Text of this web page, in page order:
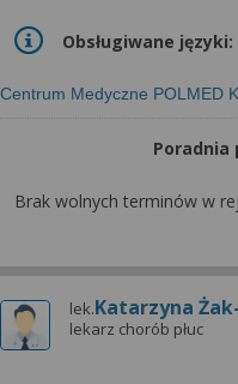
Centrum Medyczne POLMED
Obsługiwane języki:
Poradnia
Brak wolnych terminów w
lek.Katarzyna
lekarz chorób płuc